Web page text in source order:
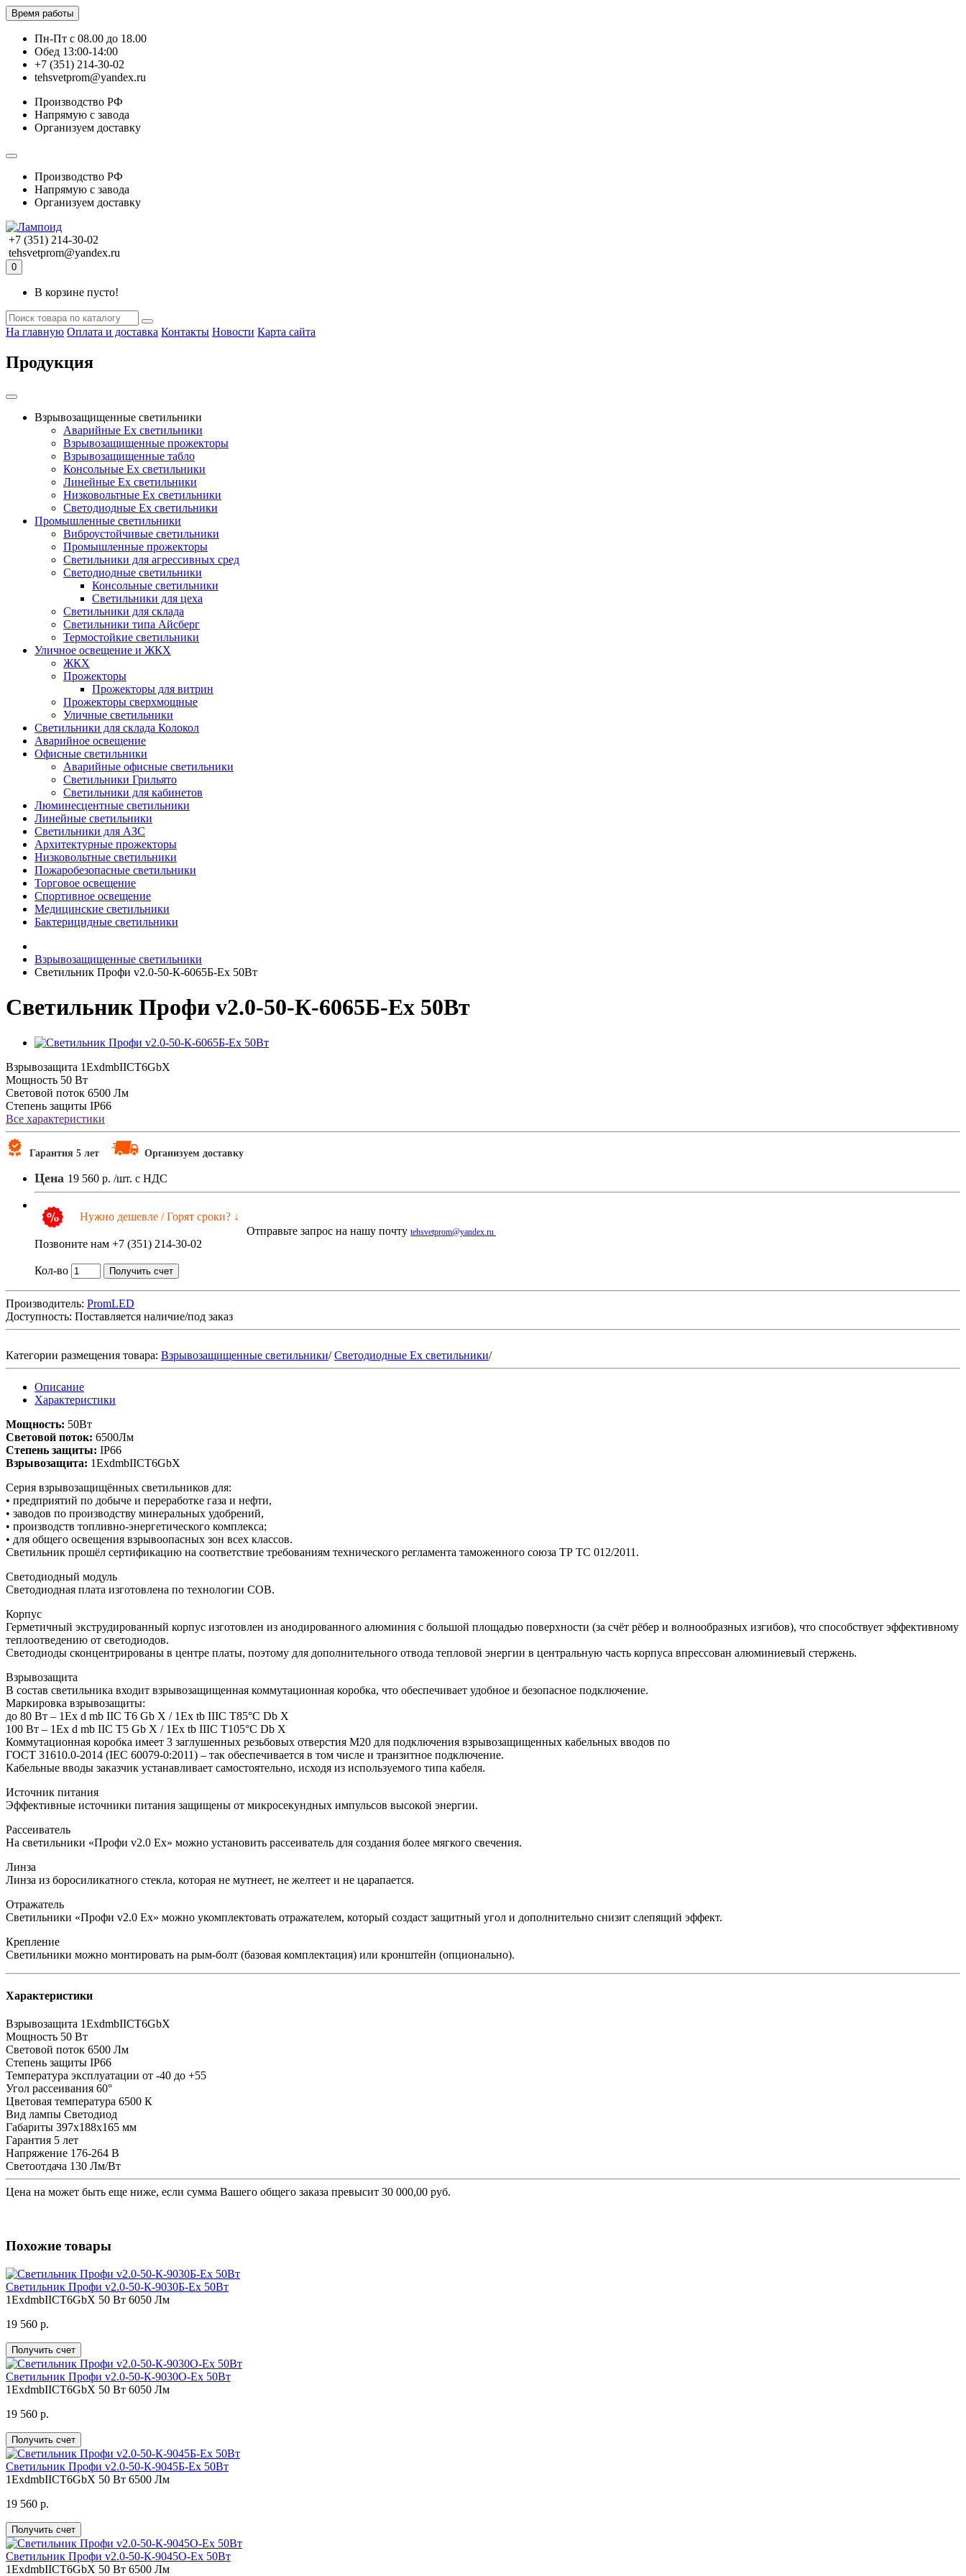
Время работы
Пн-Пт с 08.00 до 18.00
Обед 13:00-14:00
+7 (351) 214-30-02
tehsvetprom@yandex.ru
Производство РФ
Напрямую с завода
Организуем доставку
Производство РФ
Напрямую с завода
Организуем доставку
+7 (351) 214-30-02
tehsvetprom@yandex.ru
0
В корзине пусто!
На главную Оплата и доставка Контакты Новости Карта сайта
Продукция
Взрывозащищенные светильники
Аварийные Ex светильники
Взрывозащищенные прожекторы
Взрывозащищенные табло
Консольные Ех светильники
Линейные Ex светильники
Низковольтные Ex светильники
Светодиодные Ex светильники
Промышленные светильники
Виброустойчивые светильники
Промышленные прожекторы
Светильники для агрессивных сред
Светодиодные светильники
Консольные светильники
Светильники для цеха
Светильники для склада
Светильники типа Айсберг
Термостойкие светильники
Уличное освещение и ЖКХ
ЖКХ
Прожекторы
Прожекторы для витрин
Прожекторы сверхмощные
Уличные светильники
Светильники для склада Колокол
Аварийное освещение
Офисные светильники
Аварийные офисные светильники
Светильники Грильято
Светильники для кабинетов
Люминесцентные светильники
Линейные светильники
Светильники для АЗС
Архитектурные прожекторы
Низковольтные светильники
Пожаробезопасные светильники
Торговое освещение
Спортивное освещение
Медицинские светильники
Бактерицидные светильники
Взрывозащищенные светильники
Светильник Профи v2.0-50-К-6065Б-Ex 50Вт
Светильник Профи v2.0-50-К-6065Б-Ex 50Вт
Взрывозащита 1ExdmbIICT6GbX
Мощность 50 Вт
Световой поток 6500 Лм
Степень защиты IP66
Все характеристики
Гарантия 5 лет Организуем доставку
Цена 19 560 р. /шт. с НДС
Нужно дешевле / Горят сроки? ↓
Отправьте запрос на нашу почту tehsvetprom@yandex.ru
Позвоните нам +7 (351) 214-30-02
Кол-во Получить счет
Производитель: PromLED
Доступность: Поставляется наличие/под заказ
Категории размещения товара: Взрывозащищенные светильники/Светодиодные Ex светильники/
Описание
Характеристики
Мощность: 50Вт
Световой поток: 6500Лм
Степень защиты: IP66
Взрывозащита: 1ExdmbIICT6GbX
Серия взрывозащищённых светильников для:
• предприятий по добыче и переработке газа и нефти,
• заводов по производству минеральных удобрений,
• производств топливно-энергетического комплекса;
• для общего освещения взрывоопасных зон всех классов.
Светильник прошёл сертификацию на соответствие требованиям технического регламента таможенного союза ТР ТС 012/2011.
Светодиодный модуль
Светодиодная плата изготовлена по технологии COB.
Корпус
Герметичный экструдированный корпус изготовлен из анодированного алюминия с большой площадью поверхности (за счёт рёбер и волнообразных изгибов), что способствует эффективному
теплоотведению от светодиодов.
Светодиоды сконцентрированы в центре платы, поэтому для дополнительного отвода тепловой энергии в центральную часть корпуса впрессован алюминиевый стержень.
Взрывозащита
В состав светильника входит взрывозащищенная коммутационная коробка, что обеспечивает удобное и безопасное подключение.
Маркировка взрывозащиты:
до 80 Вт – 1Ex d mb IIC T6 Gb X / 1Ex tb IIIC T85°C Db X
100 Вт – 1Ex d mb IIC T5 Gb X / 1Ex tb IIIC T105°C Db X
Коммутационная коробка имеет 3 заглушенных резьбовых отверстия M20 для подключения взрывозащищенных кабельных вводов по
ГОСТ 31610.0-2014 (IEC 60079-0:2011) – так обеспечивается в том числе и транзитное подключение.
Кабельные вводы заказчик устанавливает самостоятельно, исходя из используемого типа кабеля.
Источник питания
Эффективные источники питания защищены от микросекундных импульсов высокой энергии.
Рассеиватель
На светильники «Профи v2.0 Ех» можно установить рассеиватель для создания более мягкого свечения.
Линза
Линза из боросиликатного стекла, которая не мутнеет, не желтеет и не царапается.
Отражатель
Светильники «Профи v2.0 Ех» можно укомплектовать отражателем, который создаст защитный угол и дополнительно снизит слепящий эффект.
Крепление
Светильники можно монтировать на рым-болт (базовая комплектация) или кронштейн (опционально).
Характеристики
Взрывозащита 1ExdmbIICT6GbX
Мощность 50 Вт
Световой поток 6500 Лм
Степень защиты IP66
Температура эксплуатации от -40 до +55
Угол рассеивания 60°
Цветовая температура 6500 К
Вид лампы Светодиод
Габариты 397x188x165 мм
Гарантия 5 лет
Напряжение 176-264 В
Светоотдача 130 Лм/Вт
Цена на может быть еще ниже, если сумма Вашего общего заказа превысит 30 000,00 руб.
Похожие товары
Светильник Профи v2.0-50-К-9030Б-Ex 50Вт
1ExdmbIICT6GbX 50 Вт 6050 Лм
19 560 р.
Получить счет
Светильник Профи v2.0-50-К-9030О-Ex 50Вт
1ExdmbIICT6GbX 50 Вт 6050 Лм
19 560 р.
Получить счет
Светильник Профи v2.0-50-К-9045Б-Ex 50Вт
1ExdmbIICT6GbX 50 Вт 6500 Лм
19 560 р.
Получить счет
Светильник Профи v2.0-50-К-9045О-Ex 50Вт
1ExdmbIICT6GbX 50 Вт 6500 Лм